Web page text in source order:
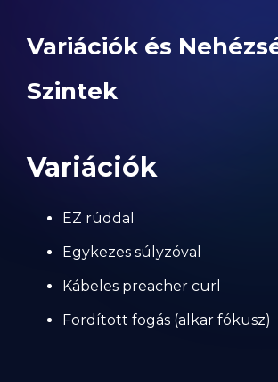
Variációk és
Szintek
Variációk
EZ rúddal
Egykezes súlyzóval
Kábeles preacher curl
Fordított fogás (alkar fókusz)